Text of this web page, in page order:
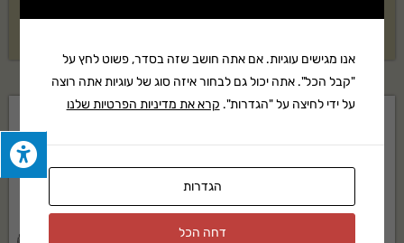
אנו מגישים עוגיות. אם אתה חושב שזה בסדר, פשוט לחץ על
"קבל הכל". אתה יכול גם לבחור איזה סוג של עוגיות אתה רוצה
על ידי לחיצה על "הגדרות". קרא את מדיניות הפרטיות שלנו
הגדרות
דחה הכל